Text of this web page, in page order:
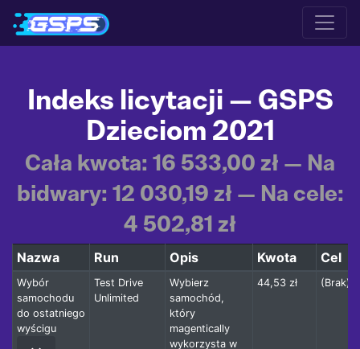
Indeks licytacji — GSPS
Dzieciom 2021
Cała kwota: 16 533,00 zł — Na
bidwary: 12 030,19 zł — Na cele:
4 502,81 zł
Nazwa Run Opis Kwota Cel
Wybór
samochodu
do ostatniego
wyścigu
Test Drive
Unlimited
Wybierz
samochód,
który
magentically
wykorzysta w
44,53 zł (Brak)